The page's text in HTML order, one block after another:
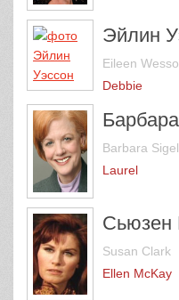
Эйлин
Eileen
Debbie
Barbara Sigel
Laurel
Сьюзен
Susan Clark
Ellen McKay